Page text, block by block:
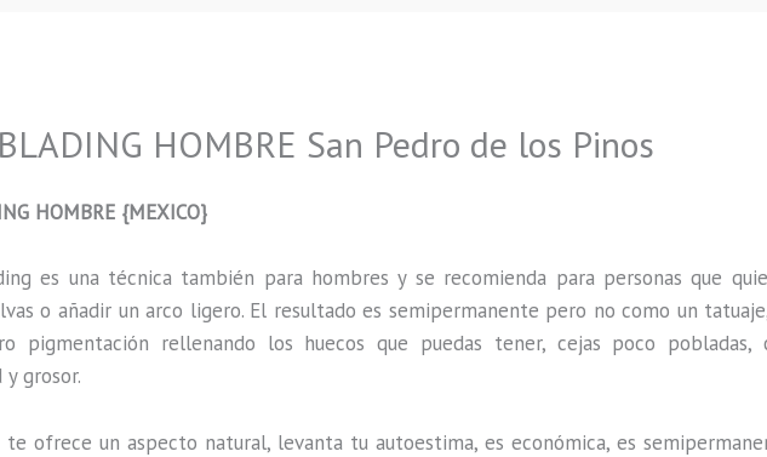
HOMBRE San Pedro de los Pinos
HOMBRE {MEXICO}
es una técnica también para hombres y se recomienda para personas que
o añadir un arco ligero.El resultado es semipermanente pero no como un
pigmentación rellenando los huecos que puedas tener, cejas poco pobladas,
grosor.
te ofrece un aspecto natural, levanta tu autoestima, es económica, es